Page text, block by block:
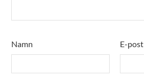
Namn E-post